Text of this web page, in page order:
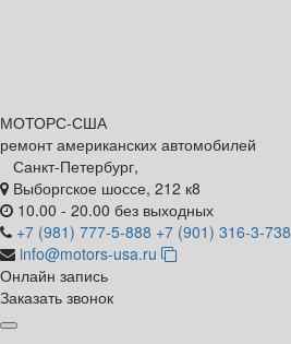
МОТОРС-США
ремонт американских автомобилей
Санкт-Петербург,
Выборгское шоссе, 212 к8
10.00 - 20.00 без выходных
+7 (981) 777-5-888 +7 (901) 316-3-738
info@motors-usa.ru
Онлайн запись
Заказать звонок